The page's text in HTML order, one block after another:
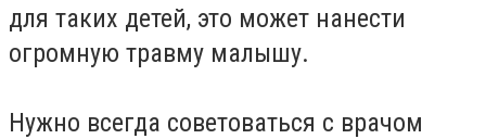
для таких детей, это может нанести
огромную травму малышу.
Нужно всегда советоваться с врачом